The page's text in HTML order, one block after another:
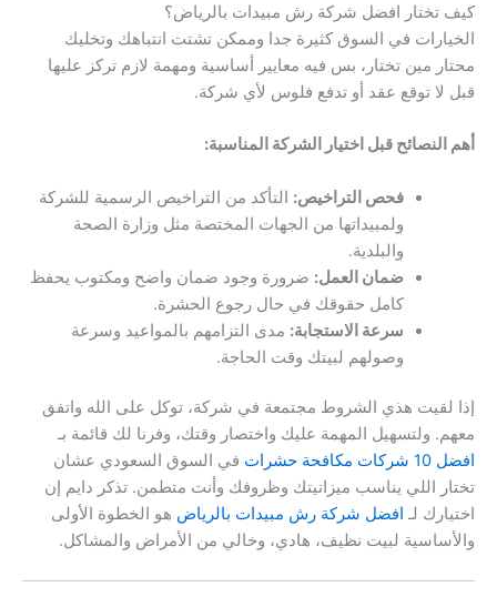
كيف تختار افضل شركة رش مبيدات بالرياض؟
الخيارات في السوق كثيرة جدا وممكن تشتت انتباهك وتخليك
محتار مين تختار، بس فيه معايير أساسية ومهمة لازم تركز عليها
قبل لا توقع عقد أو تدفع فلوس لأي شركة.
أهم النصائح قبل اختيار الشركة المناسبة:
فحص التراخيص: التأكد من التراخيص الرسمية للشركة
ولمبيداتها من الجهات المختصة مثل وزارة الصحة
والبلدية.
ضمان العمل: ضرورة وجود ضمان واضح ومكتوب يحفظ
كامل حقوقك في حال رجوع الحشرة.
سرعة الاستجابة: مدى التزامهم بالمواعيد وسرعة
وصولهم لبيتك وقت الحاجة.
إذا لقيت هذي الشروط مجتمعة في شركة، توكل على الله واتفق
معهم. ولتسهيل المهمة عليك واختصار وقتك، وفرنا لك قائمة بـ
افضل 10 شركات مكافحة حشرات
في السوق السعودي عشان
تختار اللي يناسب ميزانيتك وظروفك وأنت متطمن. تذكر دايم إن
اختيارك لـ افضل شركة رش مبيدات بالرياض هو الخطوة الأولى
والأساسية لبيت نظيف، هادي، وخالي من الأمراض والمشاكل.